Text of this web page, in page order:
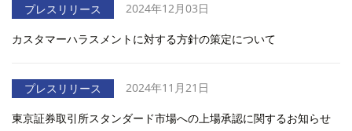
プレスリリース 2024年12月03日
カスタマーハラスメントに対する方針の策定について
プレスリリース 2024年11月21日
東京証券取引所スタンダード市場への上場承認に関するお知らせ